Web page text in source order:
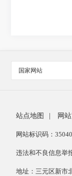
国家网站
站点地图 网
网站标识码：
违法和不良信息举
地址：三元区新市